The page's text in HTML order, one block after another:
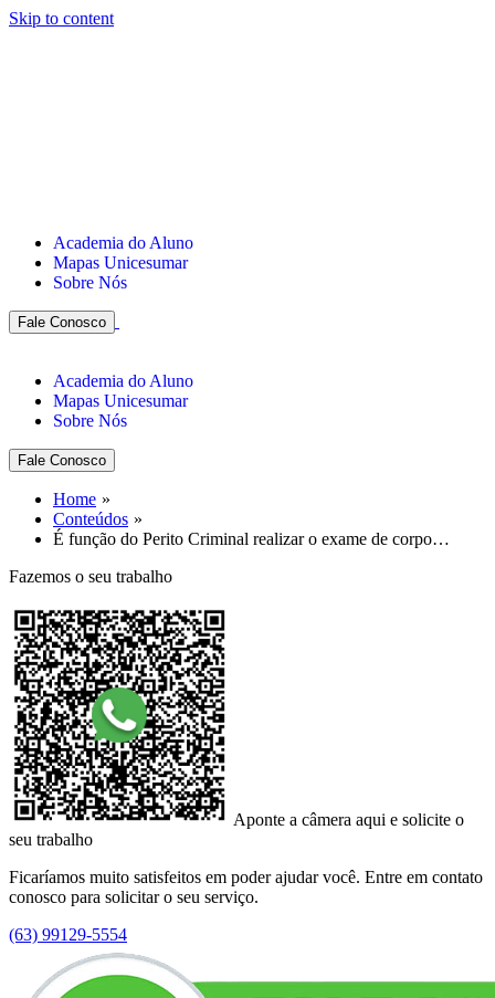
Skip to content
Academia do Aluno
Mapas Unicesumar
Sobre Nós
Fale Conosco
Academia do Aluno
Mapas Unicesumar
Sobre Nós
Fale Conosco
Home
Conteúdos
É função do Perito Criminal realizar o exame de corpo…
Fazemos o seu trabalho
Aponte a câmera aqui e solicite o
seu trabalho
Ficaríamos muito satisfeitos em poder ajudar você. Entre em contato
conosco para solicitar o seu serviço.
(63) 99129-5554